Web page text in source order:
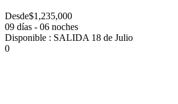
Desde$1,235,000
09 días - 06 noches
Disponible : SALIDA 18 de Julio
0